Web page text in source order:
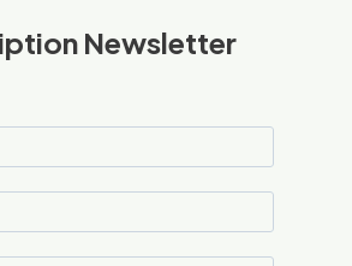
Newsletter